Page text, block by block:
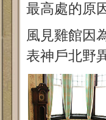
最高處的原
風見雞館因
表神戶北野